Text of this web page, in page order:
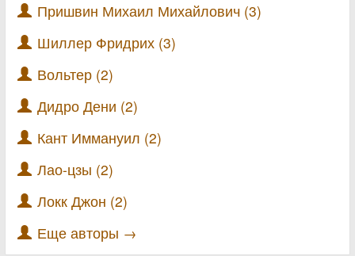
Пришвин Михаил Михайлович (3)
Шиллер Фридрих (3)
Вольтер (2)
Дидро Дени (2)
Кант Иммануил (2)
Лао-цзы (2)
Локк Джон (2)
Еще авторы →